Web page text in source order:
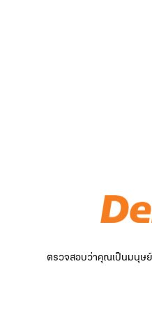
ตรวจสอบว่าคุณเป็นมนุษย์